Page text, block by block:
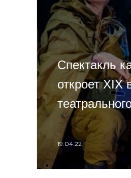
Спектакль
откроет XIX
19.04.22